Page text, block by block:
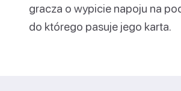
gracza o wypicie napoju na
do którego pasuje jego karta.